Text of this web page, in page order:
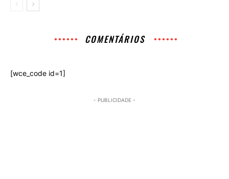
COMENTÁRIOS
[wce_code id=1]
- PUBLICIDADE -